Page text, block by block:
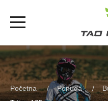
Početna Ponuda